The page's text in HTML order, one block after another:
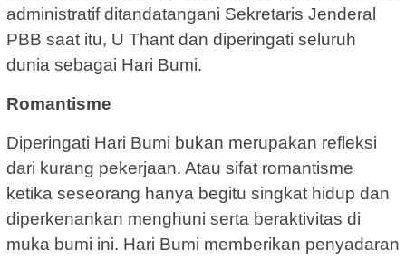
administratif ditandatangani Sekretaris Jenderal
PBB saat itu, U Thant dan diperingati seluruh
dunia sebagai Hari Bumi.
Romantisme
Diperingati Hari Bumi bukan merupakan refleksi
dari kurang pekerjaan. Atau sifat romantisme
ketika seseorang hanya begitu singkat hidup dan
diperkenankan menghuni serta beraktivitas di
muka bumi ini. Hari Bumi memberikan penyadaran